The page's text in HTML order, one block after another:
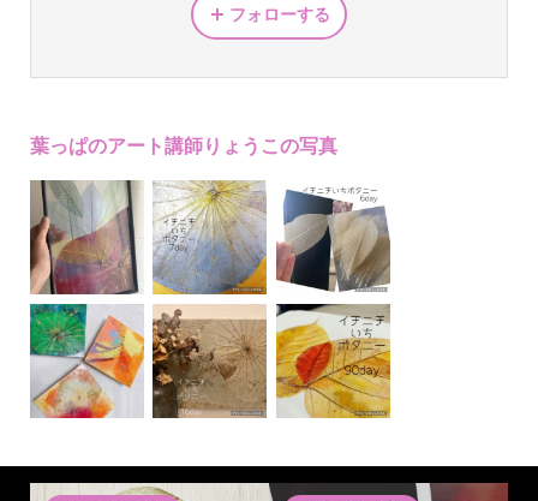
フォローする
葉っぱのアート講師りょうこの写真